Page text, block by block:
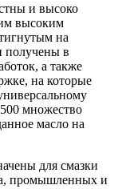
и высоко
высоким
на
получены в
а также
на которые
множество
масло на
для смазки
промышленных и